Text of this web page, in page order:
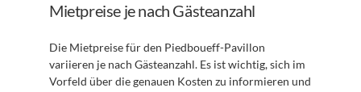
Mietpreise je nach Gästeanzahl
Die Mietpreise für den Piedboueff-Pavillon
variieren je nach Gästeanzahl. Es ist wichtig, sich im
Vorfeld über die genauen Kosten zu informieren und